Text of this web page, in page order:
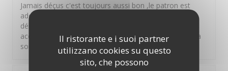
Il ristorante e i suoi partner
utilizzano cookies su questo
sito, che possono
Jamais déçus c'est toujours aussi bon ,le patron est
adorable et très serviable,les travers de cochon
délicieux,le saumon. Parfait et toujours des
accompagnements délicats et des sauces sublimes .La
sortie gastronomique parfaite